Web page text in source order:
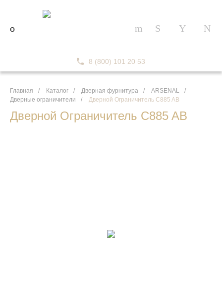
8 (800) 101 20 53
Главная / Каталог / Дверная фурнитура / ARSENAL
/
Дверные ограничители
/ Дверной Ограничитель C885 AB
Дверной Ограничитель C885 AB